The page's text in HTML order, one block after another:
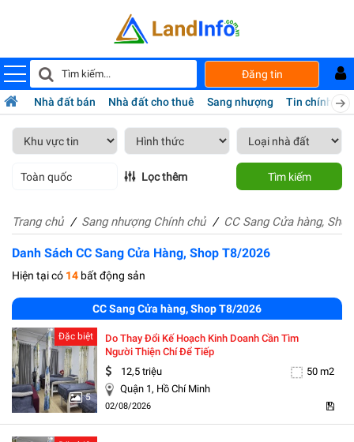
Đăng tin
Nhà đất bán Nhà đất cho thuê Sang nhượng Tin chính chủ
Toàn quốc Lọc thêm Tìm kiếm
Trang chủ Sang nhượng Chính chủ CC Sang Cửa hàng,
Danh Sách CC Sang Cửa Hàng, Shop T8/2026
Hiện tại có 14 bất động sản
CC Sang Cửa hàng, Shop T8/2026
5
Đặc biệt
Do Thay Đổi Kế Hoạch Kinh Doanh Cần Tìm
Người Thiện Chí Để Tiếp
12,5 triệu
50 m2
Quận 1, Hồ Chí Minh
02/08/2026